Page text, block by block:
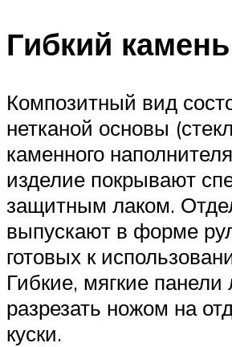
Гибкий камень
Композитный вид
нетканой основы
каменного
изделие покрывают
защитным лаком.
выпускают в форме
готовых к
Гибкие, мягкие панели
разрезать ножом на
куски.